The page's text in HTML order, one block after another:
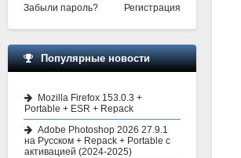
Забыли пароль? Регистрация
Популярные новости
Mozilla Firefox 153.0.3 +
Portable + ESR + Repack
Adobe Photoshop 2026 27.9.1
на Русском + Repack + Portable с
активацией (2024-2025)